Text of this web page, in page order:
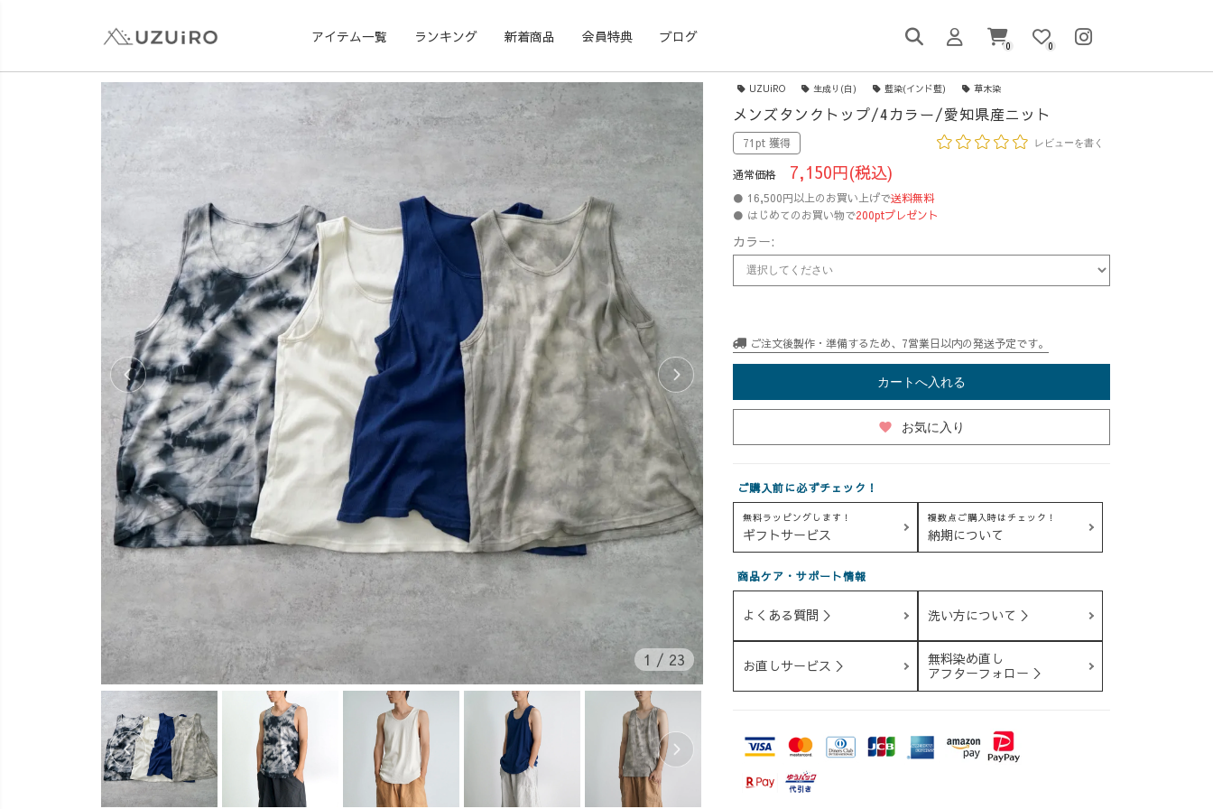
アイテム一覧 ランキング 新着商品 会員特典 ブログ
0 0
1 / 23
UZUiRO 生成り(白) 藍染(インド藍) 草木染
メンズタンクトップ/4カラー/愛知県産ニット
71pt 獲得 レビューを書く
通常価格 7,150円(税込)
● 16,500円以上のお買い上げで送料無料
● はじめてのお買い物で200ptプレゼント
カラー:
ご注文後製作・準備するため、7営業日以内の発送予定です。
カートへ入れる
favorite お気に入り
ご購入前に必ずチェック！
無料ラッピングします！
ギフトサービス
複数点ご購入時はチェック！
納期について
商品ケア・サポート情報
よくある質問 ＞ 洗い方について ＞
お直しサービス ＞
無料染め直し
アフターフォロー ＞